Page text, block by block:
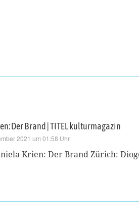
Der Brand | TITEL kulturmagazin
2021 um 01:58 Uhr
Krien: Der Brand Zürich: